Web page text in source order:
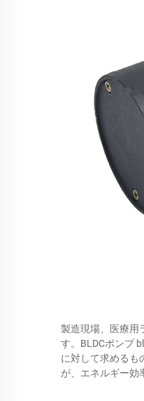
製造現場、医療用
す。BLDCポンプ
に対して求めるも
が、エネルギー効